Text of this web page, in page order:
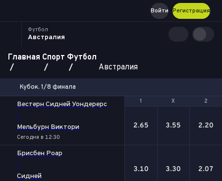
Регистрация
Войти
Футбол
Австралия
Главная Спорт Футбол
Австралия
Кубок. 1/8 финала
1 Х 2
Вестерн Сидней Уондерерс
-
Мельбурн Виктори
Сегодня в 12:30
1 Х 2
2.65 3.55 2.20
Брисбен Роар
-
Сидней
3.10 3.30 2.07